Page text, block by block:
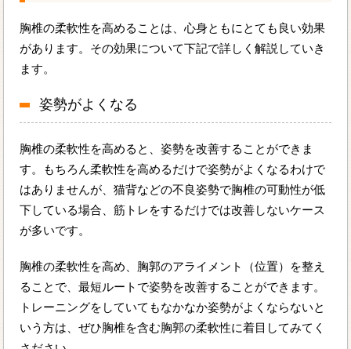
胸椎の柔軟性を高めることは、心身ともにとても良い効果
があります。その効果について下記で詳しく解説していき
ます。
姿勢がよくなる
胸椎の柔軟性を高めると、姿勢を改善することができま
す。もちろん柔軟性を高めるだけで姿勢がよくなるわけで
はありませんが、猫背などの不良姿勢で胸椎の可動性が低
下している場合、筋トレをするだけでは改善しないケース
が多いです。
胸椎の柔軟性を高め、胸郭のアライメント（位置）を整え
ることで、最短ルートで姿勢を改善することができます。
トレーニングをしていてもなかなか姿勢がよくならないと
いう方は、ぜひ胸椎を含む胸郭の柔軟性に着目してみてく